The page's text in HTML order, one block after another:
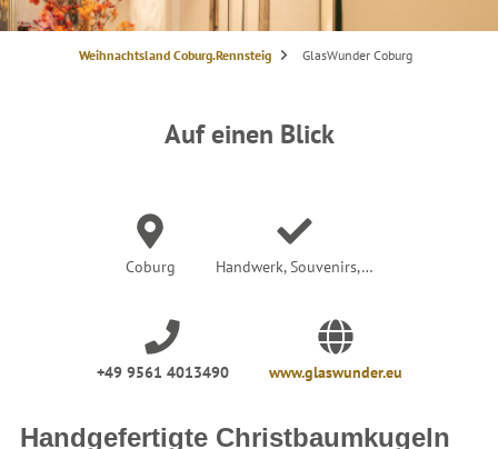
S
Weihnachtsland Coburg.Rennsteig GlasWunder Coburg
Auf einen Blick
Coburg Handwerk, Souvenirs,…
+49 9561 4013490 www.glaswunder.eu
Handgefertigte Christbaumkugeln